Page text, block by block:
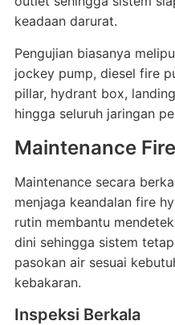
keadaan darurat.
Pengujian biasanya
jockey pump, diesel fire
pillar, hydrant box,
hingga seluruh jaringan
Maintenance
Maintenance secara
menjaga keandalan fire
rutin membantu
dini sehingga sistem
pasokan air sesuai
kebakaran.
Inspeksi Berkala